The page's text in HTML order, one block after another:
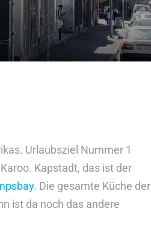
Urlaubsziel Nummer 1
Kapstadt, das ist der
. Die gesamte Küche der
ist da noch das andere